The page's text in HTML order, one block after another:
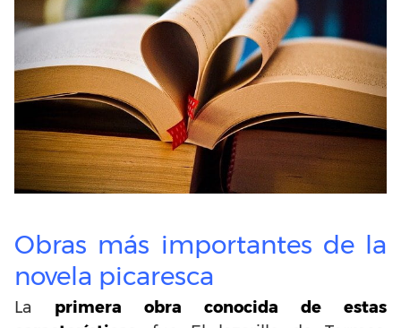
Obras más importantes de la
novela picaresca
La primera obra conocida de estas